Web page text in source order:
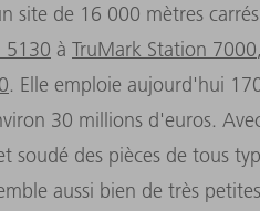
site de 16 000 mètres
5130 à TruMark Station 7000
. Elle emploie aujourd'hui
30 millions d'euros.
soudé des pièces de tous
aussi bien de très